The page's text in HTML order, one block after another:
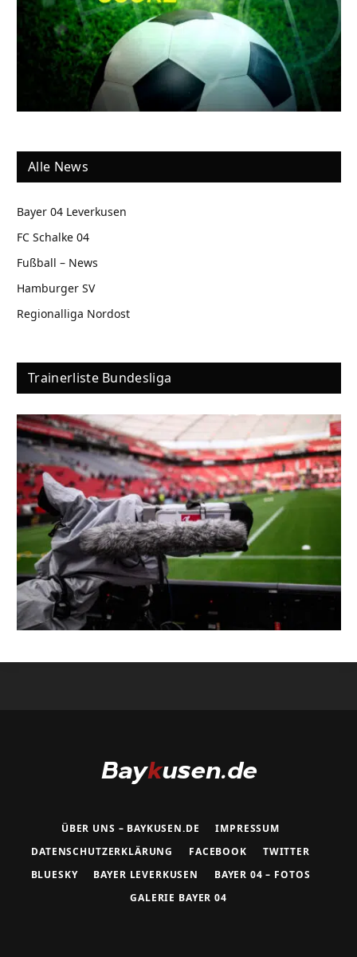
Alle News
Bayer 04 Leverkusen
FC Schalke 04
Fußball – News
Hamburger SV
Regionalliga Nordost
Trainerliste Bundesliga
ÜBER UNS – BAYKUSEN.DE
IMPRESSUM
DATENSCHUTZERKLÄRUNG
FACEBOOK
TWITTER
BLUESKY
BAYER LEVERKUSEN
BAYER 04 – FOTOS
GALERIE BAYER 04